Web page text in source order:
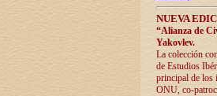
NUEVA
“Alianza de
Yakovlev.
La colección
de Estudios
principal de los
ONU, co-